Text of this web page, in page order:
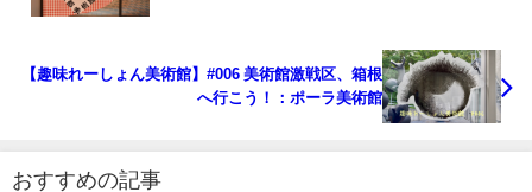
【趣味れーしょん美術館】#006 美術館激戦区、箱根
へ行こう！：ポーラ美術館
おすすめの記事